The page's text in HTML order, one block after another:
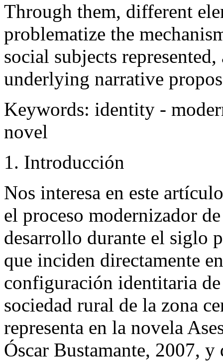
Through them, different
problematize the
social subjects
underlying narrative
Keywords: identity -
novel
1. Introducción
Nos interesa en este
el proceso modernizador
desarrollo durante el siglo
que inciden directamente
configuración identitaria
sociedad rural de la zona
representa en la novela
Óscar Bustamante, 2007,